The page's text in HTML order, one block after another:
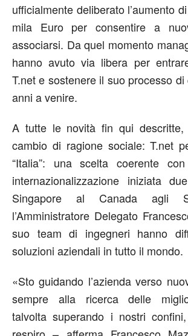
ufficialmente deliberato l’aumento
mila Euro per consentire a
associarsi. Da quel momento
hanno avuto via libera per
T.net e sostenere il suo processo
anni a venire.
A tutte le novità fin qui
cambio di ragione sociale: T.net
“Italia”: una scelta coerente
internazionalizzazione iniziata
Singapore al Canada agli
l’Amministratore Delegato
suo team di ingegneri hanno
soluzioni aziendali in tutto il mondo.
«Sto guidando l’azienda verso
sempre alla ricerca delle
talvolta superando i nostri